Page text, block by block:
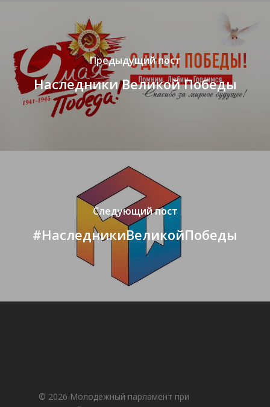
Предыдущий пост
Наследники Великой Победы
Следующий пост
#НаследникиВеликойПобеды
© 2026 Молодежный парламент при